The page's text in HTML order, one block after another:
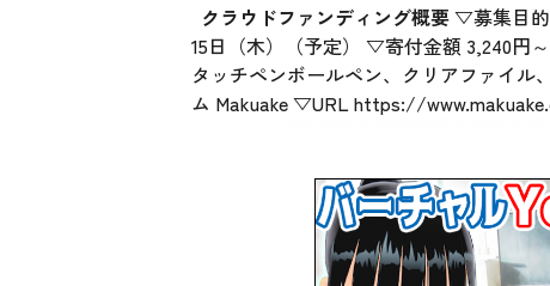
クラウドファンディング概要▽募集目的
15日（木）（予定） ▽寄付金額 3,240円
タッチペンボールペン、クリアファイ
ム Makuake ▽URL https://